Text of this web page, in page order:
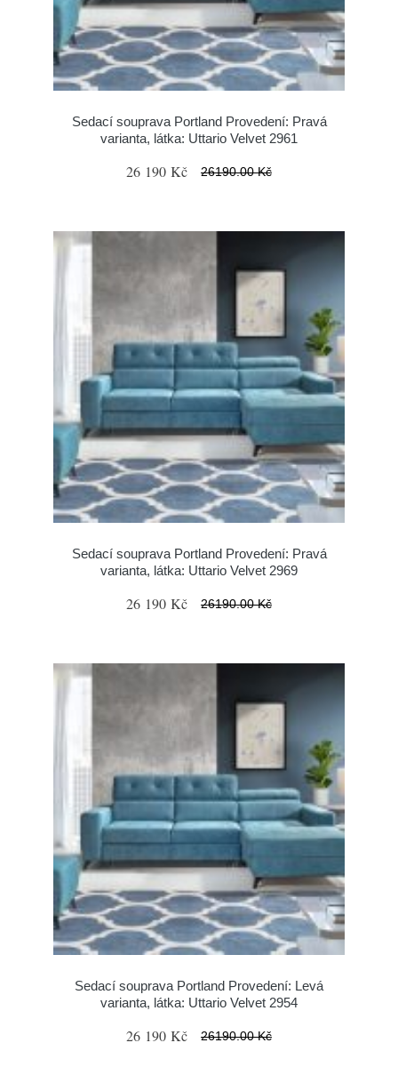
Sedací souprava Portland Provedení: Pravá
varianta, látka: Uttario Velvet 2961
26 190 Kč 26190.00 Kč
Sedací souprava Portland Provedení: Pravá
varianta, látka: Uttario Velvet 2969
26 190 Kč 26190.00 Kč
Sedací souprava Portland Provedení: Levá
varianta, látka: Uttario Velvet 2954
26 190 Kč 26190.00 Kč